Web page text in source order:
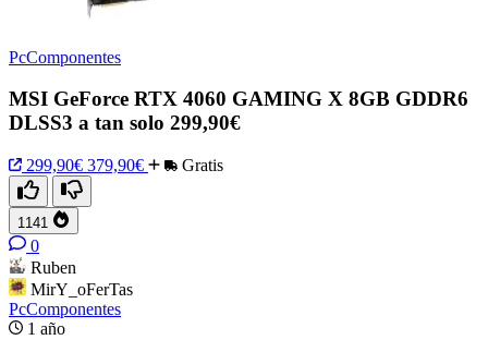
PcComponentes
MSI GeForce RTX 4060 GAMING X 8GB GDDR6
DLSS3 a tan solo 299,90€
299,90€ 379,90€ Gratis
1141
0
Ruben
MirY_oFerTas
PcComponentes
1 año